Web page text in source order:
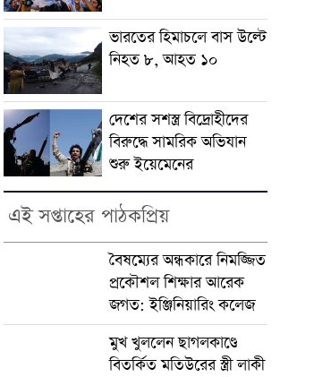
ভারতের হিমাচলে বাস উল্টে
নিহত ৮, আহত ১০
দেশের সশস্ত্র বিদ্রোহীদের
বিরুদ্ধে সামরিক অভিযান
শুরু ইয়েমেনের
এই সপ্তাহের পাঠকপ্রিয়
বৈষম্যের অন্ধকারে নিমজ্জিত
প্রকৌশল শিক্ষার আরেক
জগত: ইঞ্জিনিয়ারিং কলেজ
মুখ খুললেন ছাগলকাণ্ডে
বিতর্কিত মতিউরের স্ত্রী লাকী